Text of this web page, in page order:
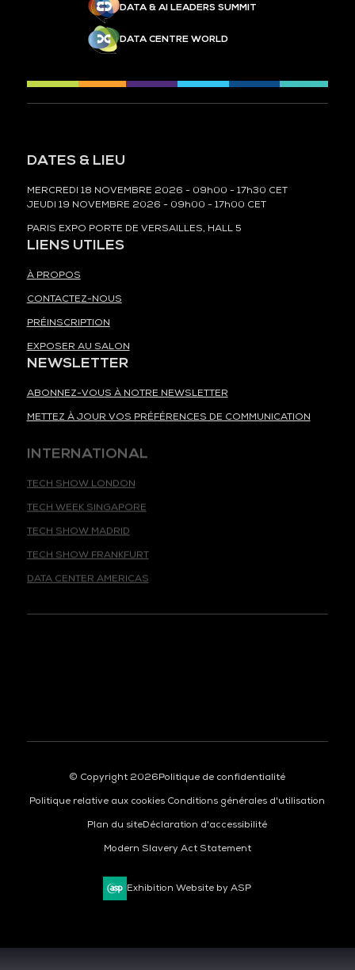
DATA & AI LEADERS SUMMIT
DATA CENTRE WORLD
DATES & LIEU
MERCREDI 18 NOVEMBRE 2026 - 09h00 - 17h30 CET
JEUDI 19 NOVEMBRE 2026 - 09h00 - 17h00 CET
PARIS EXPO PORTE DE VERSAILLES, HALL 5
LIENS UTILES
À PROPOS
CONTACTEZ-NOUS
PRÉINSCRIPTION
EXPOSER AU SALON
NEWSLETTER
ABONNEZ-VOUS À NOTRE NEWSLETTER
METTEZ À JOUR VOS PRÉFÉRENCES DE COMMUNICATION
TECH WEEK SINGAPORE
TECH SHOW MADRID
TECH SHOW FRANKFURT
DATA CENTER AMERICAS
© Copyright 2026Politique de confidentialité
Politique relative aux cookies Conditions générales d'utilisation
Plan du siteDéclaration d'accessibilité
Modern Slavery Act Statement
Exhibition Website by ASP